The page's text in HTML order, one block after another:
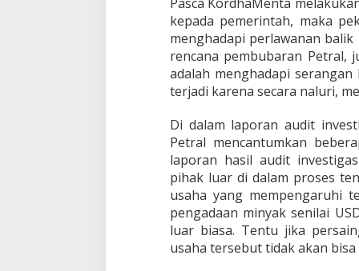
kepada pemerintah, maka
menghadapi perlawanan
rencana pembubaran Petral,
adalah menghadapi
terjadi karena secara naluri,
Di dalam laporan audit
Petral mencantumkan
laporan hasil audit
pihak luar di dalam proses
usaha yang mempengaruhi
pengadaan minyak senilai
luar biasa. Tentu jika
usaha tersebut tidak akan